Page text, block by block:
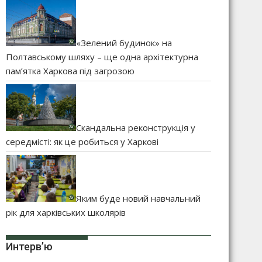
«Зелений будинок» на
Полтавському шляху – ще одна архітектурна
пам’ятка Харкова під загрозою
Скандальна реконструкція у
середмісті: як це робиться у Харкові
Яким буде новий навчальний
рік для харківських школярів
Интерв’ю